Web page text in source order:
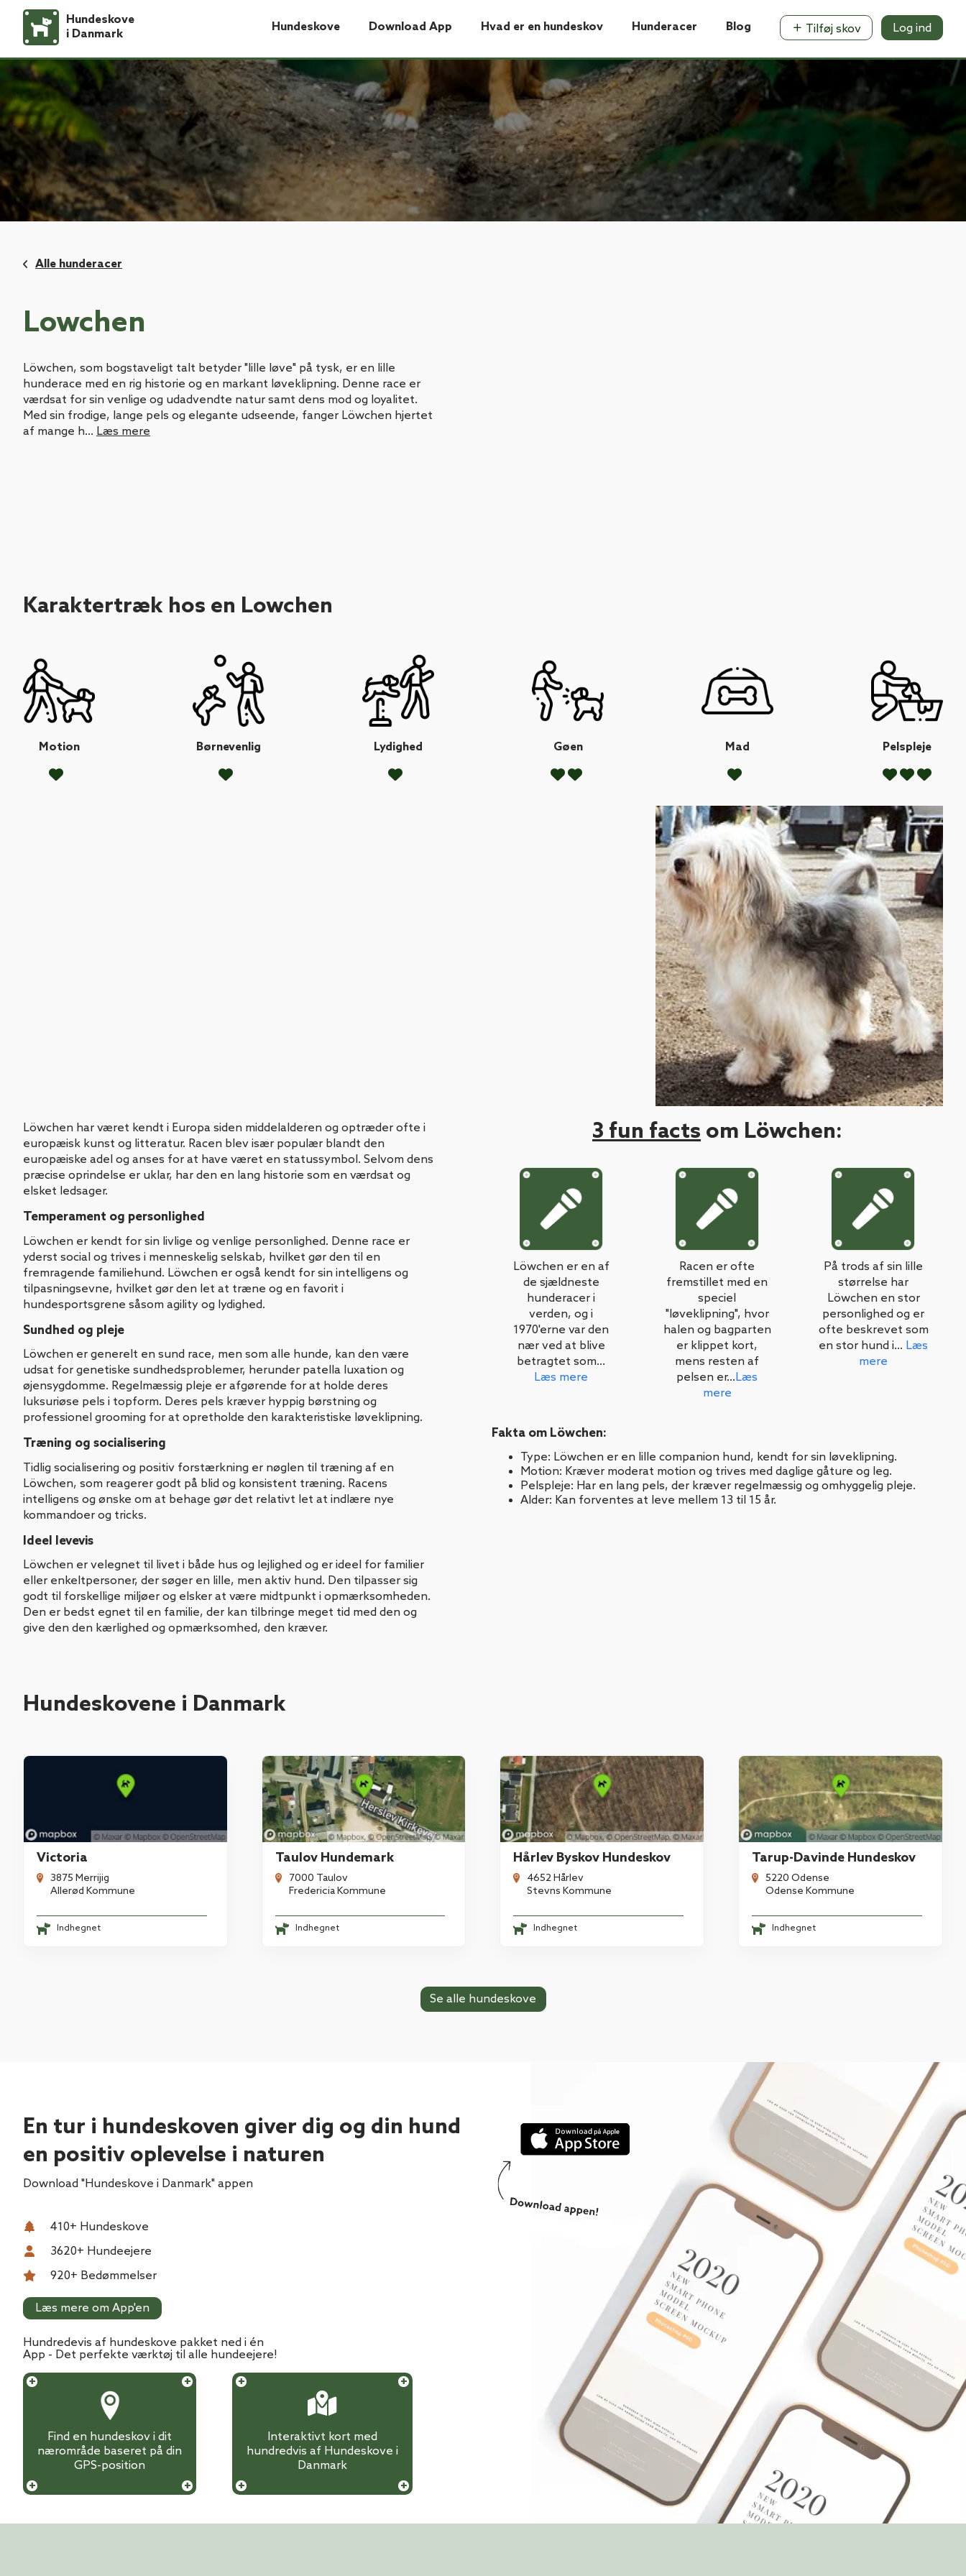
Hundeskove
i Danmark
Hundeskove Download App Hvad er en hundeskov Hunderacer Blog Tilføj skov Log ind
Alle hunderacer
Lowchen
Löwchen, som bogstaveligt talt betyder "lille løve" på tysk, er en lille
hunderace med en rig historie og en markant løveklipning. Denne race er
værdsat for sin venlige og udadvendte natur samt dens mod og loyalitet.
Med sin frodige, lange pels og elegante udseende, fanger Löwchen hjertet
af mange h... Læs mere
Karaktertræk hos en Lowchen
Motion Børnevenlig Lydighed Gøen Mad Pelspleje
Löwchen har været kendt i Europa siden middelalderen og optræder ofte i
europæisk kunst og litteratur. Racen blev især populær blandt den
europæiske adel og anses for at have været en statussymbol. Selvom dens
præcise oprindelse er uklar, har den en lang historie som en værdsat og
elsket ledsager.
Temperament og personlighed
Löwchen er kendt for sin livlige og venlige personlighed. Denne race er
yderst social og trives i menneskelig selskab, hvilket gør den til en
fremragende familiehund. Löwchen er også kendt for sin intelligens og
tilpasningsevne, hvilket gør den let at træne og en favorit i
hundesportsgrene såsom agility og lydighed.
Sundhed og pleje
Löwchen er generelt en sund race, men som alle hunde, kan den være
udsat for genetiske sundhedsproblemer, herunder patella luxation og
øjensygdomme. Regelmæssig pleje er afgørende for at holde deres
luksuriøse pels i topform. Deres pels kræver hyppig børstning og
professionel grooming for at opretholde den karakteristiske løveklipning.
Træning og socialisering
Tidlig socialisering og positiv forstærkning er nøglen til træning af en
Löwchen, som reagerer godt på blid og konsistent træning. Racens
intelligens og ønske om at behage gør det relativt let at indlære nye
kommandoer og tricks.
Ideel levevis
Löwchen er velegnet til livet i både hus og lejlighed og er ideel for familier
eller enkeltpersoner, der søger en lille, men aktiv hund. Den tilpasser sig
godt til forskellige miljøer og elsker at være midtpunkt i opmærksomheden.
Den er bedst egnet til en familie, der kan tilbringe meget tid med den og
give den den kærlighed og opmærksomhed, den kræver.
3 fun facts om Löwchen:
Löwchen er en af
de sjældneste
hunderacer i
verden, og i
1970'erne var den
nær ved at blive
betragtet som...
Læs mere
Racen er ofte
fremstillet med en
speciel
"løveklipning", hvor
halen og bagparten
er klippet kort,
mens resten af
pelsen er...Læs
mere
På trods af sin lille
størrelse har
Löwchen en stor
personlighed og er
ofte beskrevet som
en stor hund i... Læs
mere
Fakta om Löwchen:
Type: Löwchen er en lille companion hund, kendt for sin løveklipning.
Motion: Kræver moderat motion og trives med daglige gåture og leg.
Pelspleje: Har en lang pels, der kræver regelmæssig og omhyggelig pleje.
Alder: Kan forventes at leve mellem 13 til 15 år.
Hundeskovene i Danmark
Victoria
3875 Merrijig
Allerød Kommune
Indhegnet
Taulov Hundemark
7000 Taulov
Fredericia Kommune
Indhegnet
Hårlev Byskov Hundeskov
4652 Hårlev
Stevns Kommune
Indhegnet
Tarup-Davinde Hundeskov
5220 Odense
Odense Kommune
Indhegnet
Se alle hundeskove
En tur i hundeskoven giver dig og din hund
en positiv oplevelse i naturen
Download "Hundeskove i Danmark" appen
410+ Hundeskove
3620+ Hundeejere
920+ Bedømmelser
Læs mere om App'en
Hundredevis af hundeskove pakket ned i én
App - Det perfekte værktøj til alle hundeejere!
Find en hundeskov i dit
nærområde baseret på din
GPS-position
Interaktivt kort med
hundredvis af Hundeskove i
Danmark